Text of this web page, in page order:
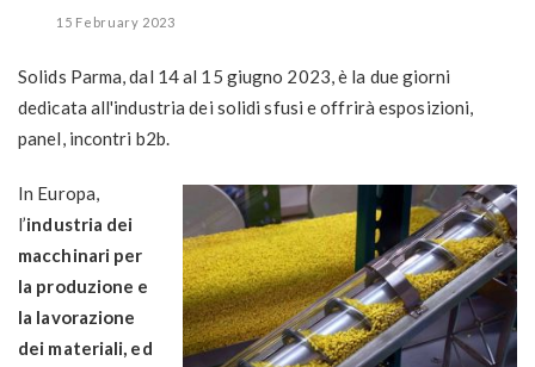
15 February 2023
Solids Parma, dal 14 al 15 giugno 2023, è la due giorni
dedicata all'industria dei solidi sfusi e offrirà esposizioni,
panel, incontri b2b.
In Europa,
l’industria dei
macchinari per
la produzione e
la lavorazione
dei materiali, ed